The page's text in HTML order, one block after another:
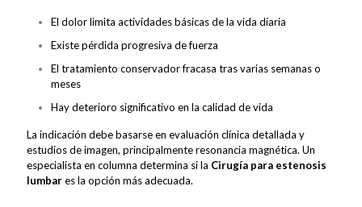
El dolor limita actividades básicas de la vida diaria
Existe pérdida progresiva de fuerza
El tratamiento conservador fracasa tras varias semanas o
meses
Hay deterioro significativo en la calidad de vida
La indicación debe basarse en evaluación clínica detallada y
estudios de imagen, principalmente resonancia magnética. Un
especialista en columna determina si la Cirugía para estenosis
lumbares la opción más adecuada.